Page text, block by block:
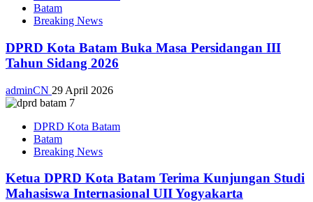
Batam
Breaking News
DPRD Kota Batam Buka Masa Persidangan III
Tahun Sidang 2026
adminCN 29 April 2026
DPRD Kota Batam
Batam
Breaking News
Ketua DPRD Kota Batam Terima Kunjungan Studi
Mahasiswa Internasional UII Yogyakarta